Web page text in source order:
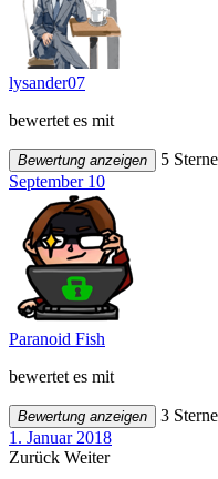
lysander07
bewertet es mit
Bewertung anzeigen
5 Sterne
September 10
Paranoid Fish
bewertet es mit
Bewertung anzeigen
3 Sterne
1. Januar 2018
Zurück Weiter